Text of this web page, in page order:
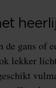
de gans of
lekker